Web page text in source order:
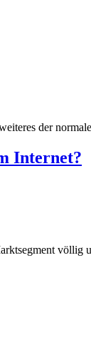
der
Internet?